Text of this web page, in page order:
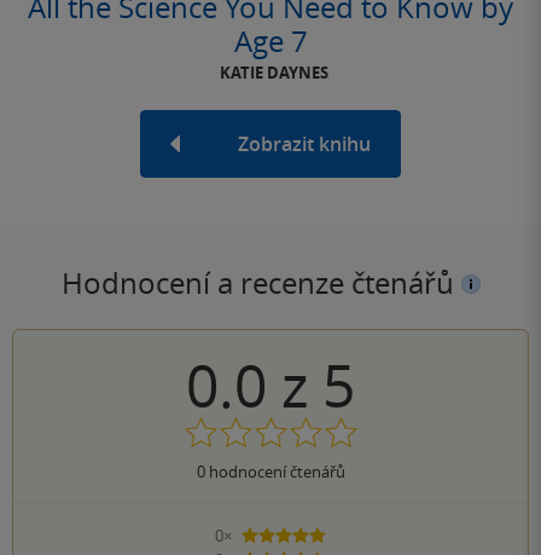
Age 7
KATIE DAYNES
Zobrazit knihu
Hodnocení a recenze čtenářů
0.0 z 5
0hodnocení čtenářů
0×
5 hvězdiček